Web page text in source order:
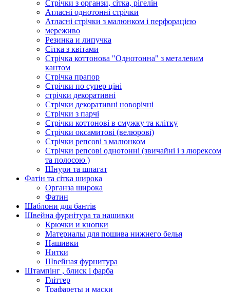
Стрічки з органзи, сітка, рігелін
Атласні однотонні стрічки
Атласні стрічки з малюнком і перфорацією
мереживо
Резинка и липучка
Сітка з квітами
Стрічка коттонова "Однотонна" з металевим
кантом
Стрічка прапор
Стрічки по супер ціні
стрічки декоративні
Стрічки декоративні новорічні
Стрічки з парчі
Стрічки коттонові в смужку та клітку
Стрічки оксамитові (велюрові)
Стрічки репсові з малюнком
Стрічки репсові однотонні (звичайні і з люрексом
та полосою )
Шнури та шпагат
Фатін та сітка широка
Органза широка
Фатин
Шаблони для бантів
Швейна фурнітура та нашивки
Крючки и кнопки
Материалы для пошива нижнего белья
Нашивки
Нитки
Швейная фурнитура
Штампінг , блиск і фарба
Гліттер
Трафареты и маски